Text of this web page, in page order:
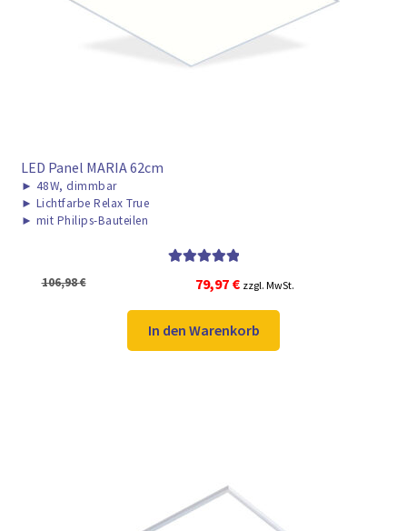
► ZAHLARTEN
► VERSANDARTEN
LED Panel MARIA 62cm
► 48W, dimmbar
► Lichtfarbe Relax True
► mit Philips-Bauteilen
von 5
106,98€
Ursprünglicher
Preis
war:
106,98 €
79,97 €Aktueller
Preis
ist:
79,97 €.
zzgl. MwSt.
In den Warenkorb